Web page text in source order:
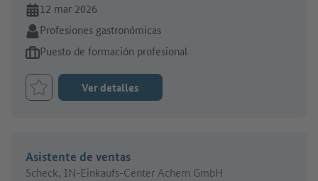
En línea desde:
12 mar 2026
Sector:
Profesiones gastronómicas
Tipo de oferta de empleo:
Puesto de formación profesional
Marcar el trabajo como favorito
Ver detalles
Asistente de ventas
Scheck, IN-Einkaufs-Center Achern GmbH